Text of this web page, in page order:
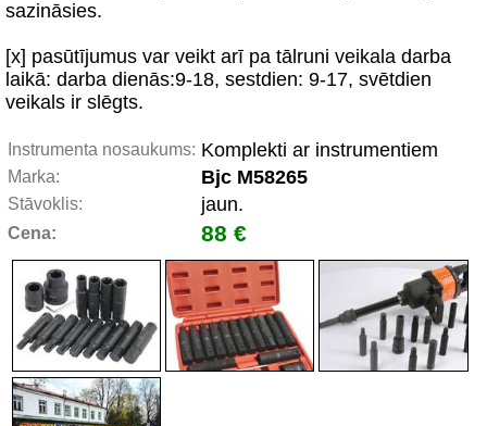
sazināsies.
[x] pasūtījumus var veikt arī pa tālruni veikala darba
laikā: darba dienās:9-18, sestdien: 9-17, svētdien
veikals ir slēgts.
Instrumenta nosaukums: Komplekti ar instrumentiem
Marka: Bjc M58265
Stāvoklis: jaun.
Cena: 88 €